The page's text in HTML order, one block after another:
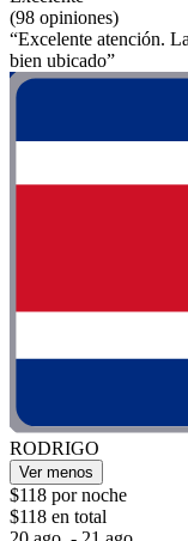
(98 opiniones)
“Excelente atención.
bien ubicado”
RODRIGO
Ver menos
$118 por noche
$118 en total